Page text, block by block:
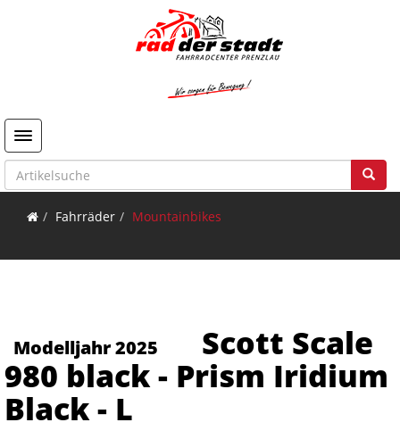
Toggle navigation
Fahrräder Mountainbikes
Modelljahr 2025
Scott Scale
980 black - Prism Iridium
Black - L